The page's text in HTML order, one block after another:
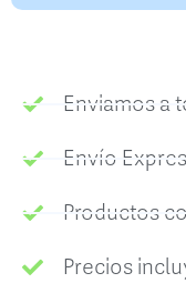
Enviamos a
Envío
Productos
Precios